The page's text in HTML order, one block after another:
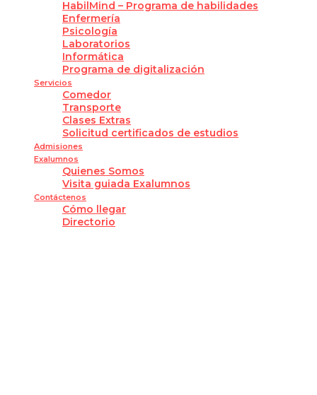
HabilMind – Programa de habilidades
Enfermería
Psicología
Laboratorios
Informática
Programa de digitalización
Servicios
Comedor
Transporte
Clases Extras
Solicitud certificados de estudios
Admisiones
Exalumnos
Quienes Somos
Visita guiada Exalumnos
Contáctenos
Cómo llegar
Directorio